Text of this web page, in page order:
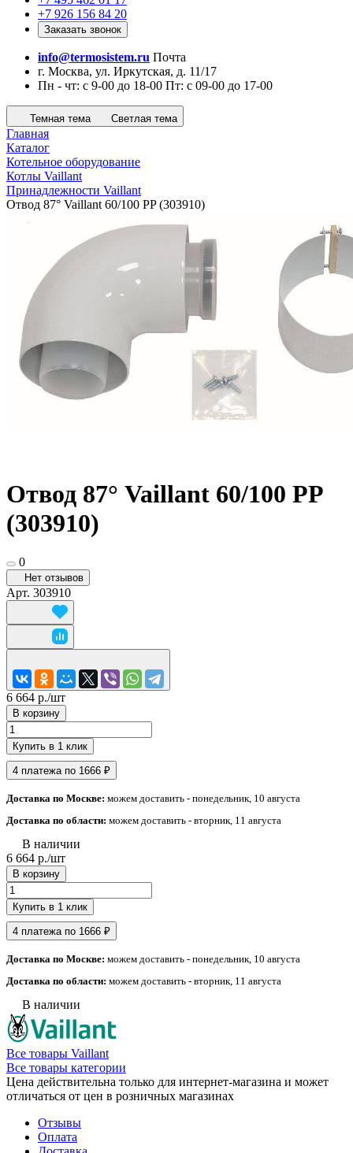
+7 926 156 84 20
Заказать звонок
info@termosistem.ru Почта
г. Москва, ул. Иркутская, д. 11/17
Пн - чт: с 9-00 до 18-00 Пт: с 09-00 до 17-00
Темная тема Светлая тема
Главная
Каталог
Котельное оборудование
Котлы Vaillant
Принадлежности Vaillant
Отвод 87° Vaillant 60/100 PP (303910)
Отвод 87° Vaillant 60/100 PP
(303910)
0
Нет отзывов
Арт. 303910
6 664 р./шт
В корзину
Купить в 1 клик
4 платежа по 1666 ₽
Доставка по Москве: можем доставить - понедельник, 10 августа
Доставка по области: можем доставить - вторник, 11 августа
В наличии
6 664 р./шт
В корзину
Купить в 1 клик
4 платежа по 1666 ₽
Доставка по Москве: можем доставить - понедельник, 10 августа
Доставка по области: можем доставить - вторник, 11 августа
В наличии
Все товары Vaillant
Все товары категории
Цена действительна только для интернет-магазина и может
отличаться от цен в розничных магазинах
Отзывы
Оплата